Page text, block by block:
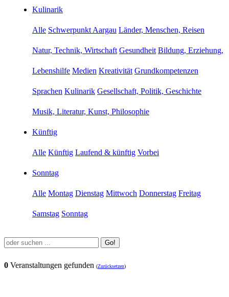
Kulinarik
Alle Schwerpunkt Aargau Länder, Menschen, Reisen
Natur, Technik, Wirtschaft Gesundheit Bildung, Erziehung,
Lebenshilfe Medien Kreativität Grundkompetenzen
Sprachen Kulinarik Gesellschaft, Politik, Geschichte
Musik, Literatur, Kunst, Philosophie
Künftig
Alle Künftig Laufend & künftig Vorbei
Sonntag
Alle Montag Dienstag Mittwoch Donnerstag Freitag
Samstag Sonntag
Go!
0 Veranstaltungen gefunden (Zurücksetzen)